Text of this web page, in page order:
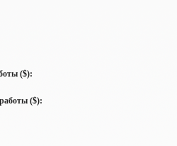
($):
($):